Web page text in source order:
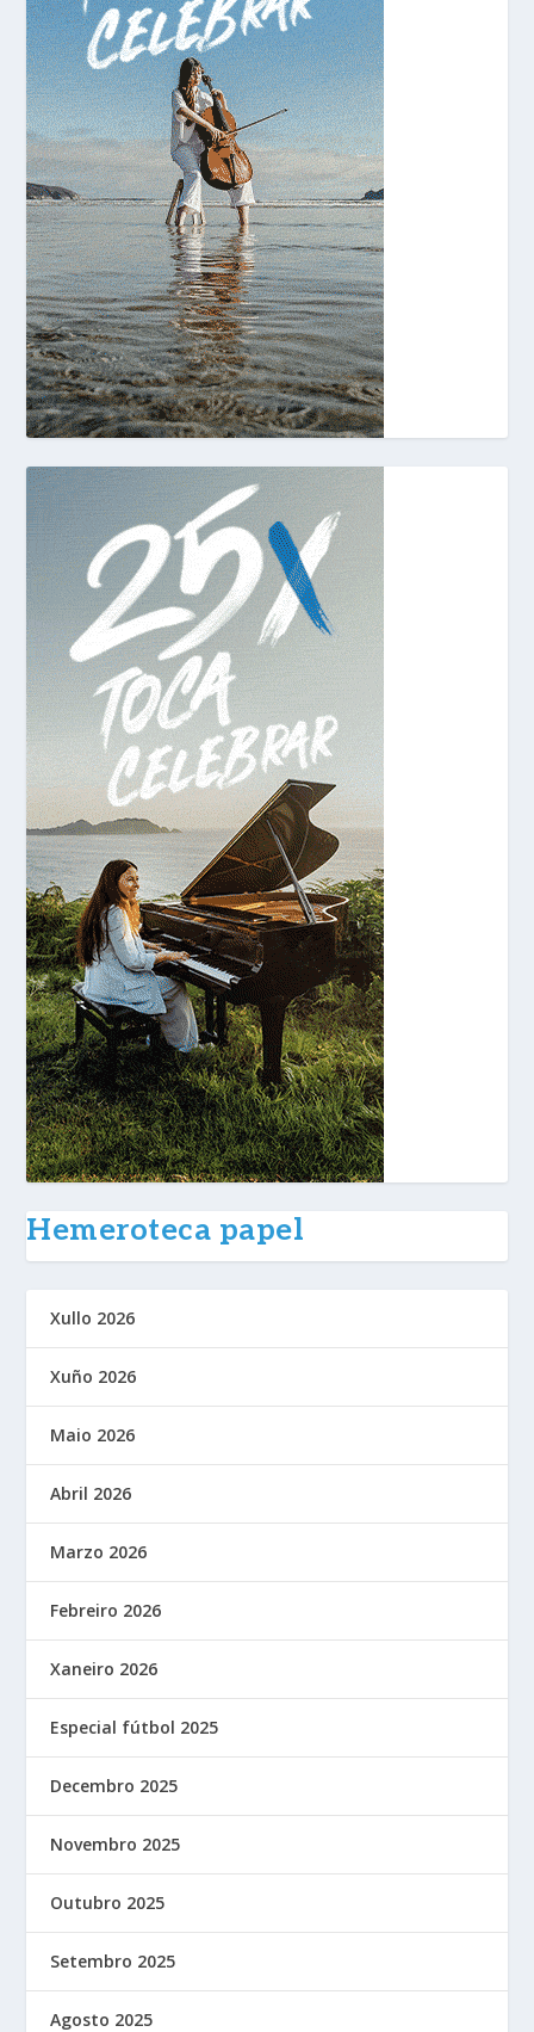
Hemeroteca papel
Xullo 2026
Xuño 2026
Maio 2026
Abril 2026
Marzo 2026
Febreiro 2026
Xaneiro 2026
Especial fútbol 2025
Decembro 2025
Novembro 2025
Outubro 2025
Setembro 2025
Agosto 2025